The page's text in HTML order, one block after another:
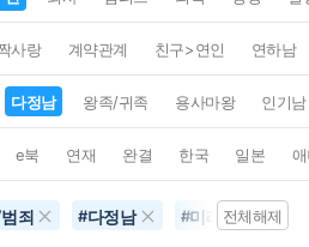
사랑 계약관계 친구>연인 연하남
다정남 왕족/귀족 용사마왕 인기남
e북 연재 완결 한국 일본
죄 #다정남 #미래배경전체해제